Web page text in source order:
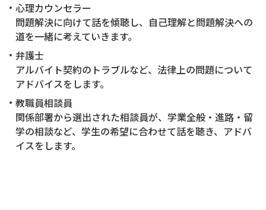
心理カウンセラー
問題解決に向けて話を傾聴し、自己理解と問題解決への
道を一緒に考えていきます。
弁護士
アルバイト契約のトラブルなど、法律上の問題について
アドバイスをします。
教職員相談員
関係部署から選出された相談員が、学業全般・進路・留
学の相談など、学生の希望に合わせて話を聴き、アドバ
イスをします。